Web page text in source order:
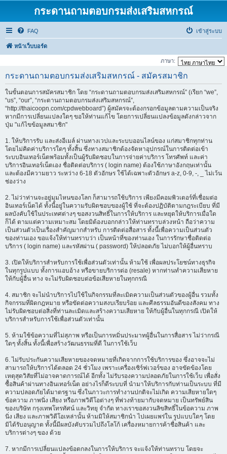
กระดานถามตอบกรมส่งเสริมสหกรณ์
FAQ เข้าสู่ระบบ
หน้าเว็บบอร์ด
ภาษา:
กระดานถามตอบกรมส่งเสริมสหกรณ์ - สมัครสมาชิก
ในขั้นตอนการสมัครสมาชิก โดย “กระดานถามตอบกรมส่งเสริมสหกรณ์” (เรียก “we”,
“us”, “our”, “กระดานถามตอบกรมส่งเสริมสหกรณ์”,
“http://thaicoopn.com/cpdwebboard”) ผู้สมัครจะต้องกรอกข้อมูลตามความเป็นจริง
หากมีการเปลี่ยนแปลงใดๆ ขอให้ท่านแก้ไข โดยการเปลี่ยนแปลงข้อมูลดังกล่าวจาก
ปุ่ม "แก้ไขข้อมูลสมาชิก"
1. ให้บริการรับ และส่งอีเมล์ ผ่านทางเวปและระบบออนไลน์ของ แก่สมาชิกทุกท่าน
โดยไม่คิดค่าบริการใดๆ ทั้งสิ้น ซึ่งทางสมาชิกต้องจัดหาอุปกรณ์ในการติดต่อเข้า
ระบบอินเทอร์เน็ตพร้อมทั้งเป็นผู้รับผิดชอบในการจ่ายค่าบริการ โทรศัพท์ และค่า
บริการอินเทอร์เน็ตเอง ชื่อติดต่อบริการ ( login name) ต้องใช้ภาษาอังกฤษเท่านั้น
และต้องมีความยาว ระหว่าง 6-18 ตัวอักษร ใช้ได้เฉพาะตัวอักษร a-z, 0-9, -, _ ไม่เว้น
ช่องว่าง
2. ไม่ว่าท่านจะอยู่มุมไหนของโลก ก็สามารถใช้บริการ เพียงมีคอมพิวเตอร์ที่เชื่อมต่อ
อินเทอร์เน็ตได้ ทั้งนี้อยู่ในความรับผิดชอบของผู้ใช้ ที่จะต้องปฏิบัติตามกฎระเบียบ ที่มี
ผลบังคับใช้ในประเทศต่างๆ ขอสงวนสิทธิ์ในการให้บริการ และหยุดให้บริการเมื่อใด
ก็ได้ ตามแต่ความเหมาะสม โดยมิต้องบอกกล่าวให้ท่านทราบล่วงหน้า ถือว่าความ
เป็นส่วนตัวเป็นเรื่องสำคัญมากสำหรับ การติดต่อสื่อสาร ทั้งนี้เพื่อความเป็นส่วนตัว
ของท่านเอง ขอแจ้งให้ท่านทราบว่า เป็นหน้าที่ของท่านเอง ในการรักษาชื่อติดต่อ
บริการ ( login name) และรหัสผ่าน ( password) ให้ปลอดภัย ไม่บอกให้ผู้อื่นทราบ
3. เปิดให้บริการสำหรับการใช้เพื่อส่วนตัวเท่านั้น ห้ามใช้ เพื่อผลประโยชน์ทางธุรกิจ
ในทุกรูปแบบ ทั้งการแอบอ้าง หรือขายบริการต่อ (resale) หากท่านทำความเสียหาย
ให้กับผู้อื่น ทาง จะไม่รับผิดชอบต่อข้อเสียหายในทุกกรณี
4. สมาชิก จะไม่นำบริการไปใช้ในกิจกรรมที่ละเมิดความเป็นส่วนตัวของผู้อื่น รวมทั้ง
กิจกรรมที่ผิดกฎหมาย หรือขัดต่อความสงบเรียบร้อย และศีลธรรมอันดีของสังคม ทาง
ไม่รับผิดชอบต่อสิ่งที่ท่านละเมิดและสร้างความเสียหาย ให้กับผู้อื่นในทุกกรณี เปิดให้
บริการสำหรับการใช้เพื่อส่วนตัวเท่านั้น
5. ห้ามใช้ข้อความที่ไม่สุภาพ หรือเป็นการหมิ่นประมาทผู้อื่นในการสื่อสาร ไม่ว่ากรณี
ใดๆ ทั้งสิ้น ทั้งนี้เพื่อสร้างวัฒนธรรมที่ดี ในการใช้เว็บ
6. ไม่รับประกันความเสียหายของจดหมายที่เกิดจากการใช้บริการของ ซึ่งอาจจะไม่
สามารถให้บริการได้ตลอด 24 ชั่วโมง เพราะเครื่องเซิร์ฟเวอร์ของ อาจขัดข้องโดย
เหตุสุดวิสัยที่ไม่อาจคาดการณ์ได้ อีกทั้ง ไม่รับรองความปลอดภัยในการใช้เว็บ เพื่อสั่ง
ซื้อสินค้าผ่านทางอินเทอร์เน็ต อย่างไรก็ดีระบบที่ นำมาให้บริการกับท่านเป็นระบบ ที่มี
ความปลอดภัยได้มาตรฐาน ซึ่งในภาวะการทำงานปกติจะไม่เกิด ความเสียหายใดๆ
ข้อความ ภาพนิ่ง เสียง หรือภาพวิดีโอต่างๆ ที่พ่วงท้ายมากับจดหมาย เป็นทรัพย์สิน
ของบริษัท กรุงเทพโทรทัศน์ และวิทยุ จำกัด ทางเราขอสงวนลิขสิทธิ์ในข้อความ ภาพ
นิ่ง เสียง และภาพวิดีโอเหล่านั้น ห้ามมิให้สมาชิกนำ ไปเผยแพร่ใน รูปแบบใดๆ โดย
มิได้รับอนุญาต ทั้งนี้มีผลบังคับรวมไปถึงโลโก้ เครื่องหมายการค้าชื่อสินค้า และ
บริการต่างๆ ของ ด้วย
7. หากมีการเปลี่ยนแปลงข้อตกลงในการให้บริการ จะแจ้งให้ท่านทราบ โดยจะ